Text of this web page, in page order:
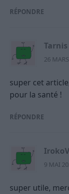
RÉPONDRE
Tarnis
26
super cet
pour la santé !
RÉPONDRE
9 MAI
super utile,